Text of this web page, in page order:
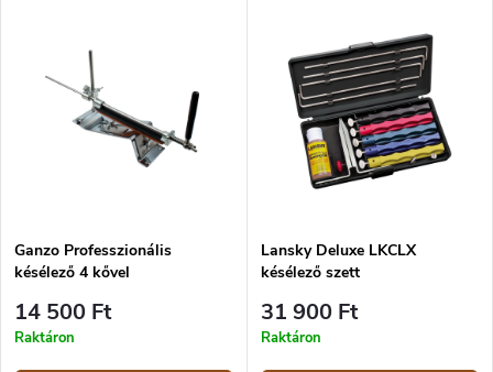
Ganzo Professzionális
késélező 4 kővel
14 500 Ft
Raktáron
Lansky Deluxe LKCLX
késélező szett
31 900 Ft
Raktáron